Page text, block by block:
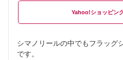
Yahoo!ショッピン
シマノリールの中でもフラッグ
です。